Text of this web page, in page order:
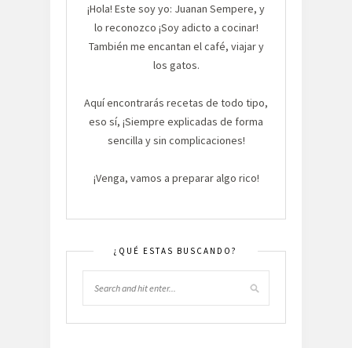
¡Hola! Este soy yo: Juanan Sempere, y
lo reconozco ¡Soy adicto a cocinar!
También me encantan el café, viajar y
los gatos.
Aquí encontrarás recetas de todo tipo,
eso sí, ¡Siempre explicadas de forma
sencilla y sin complicaciones!
¡Venga, vamos a preparar algo rico!
¿QUÉ ESTAS BUSCANDO?